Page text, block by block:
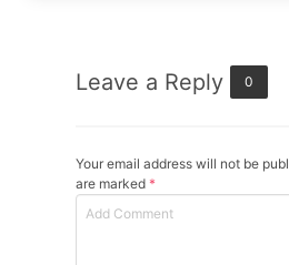
Leave a Reply 0
Your email address will not be
are marked *